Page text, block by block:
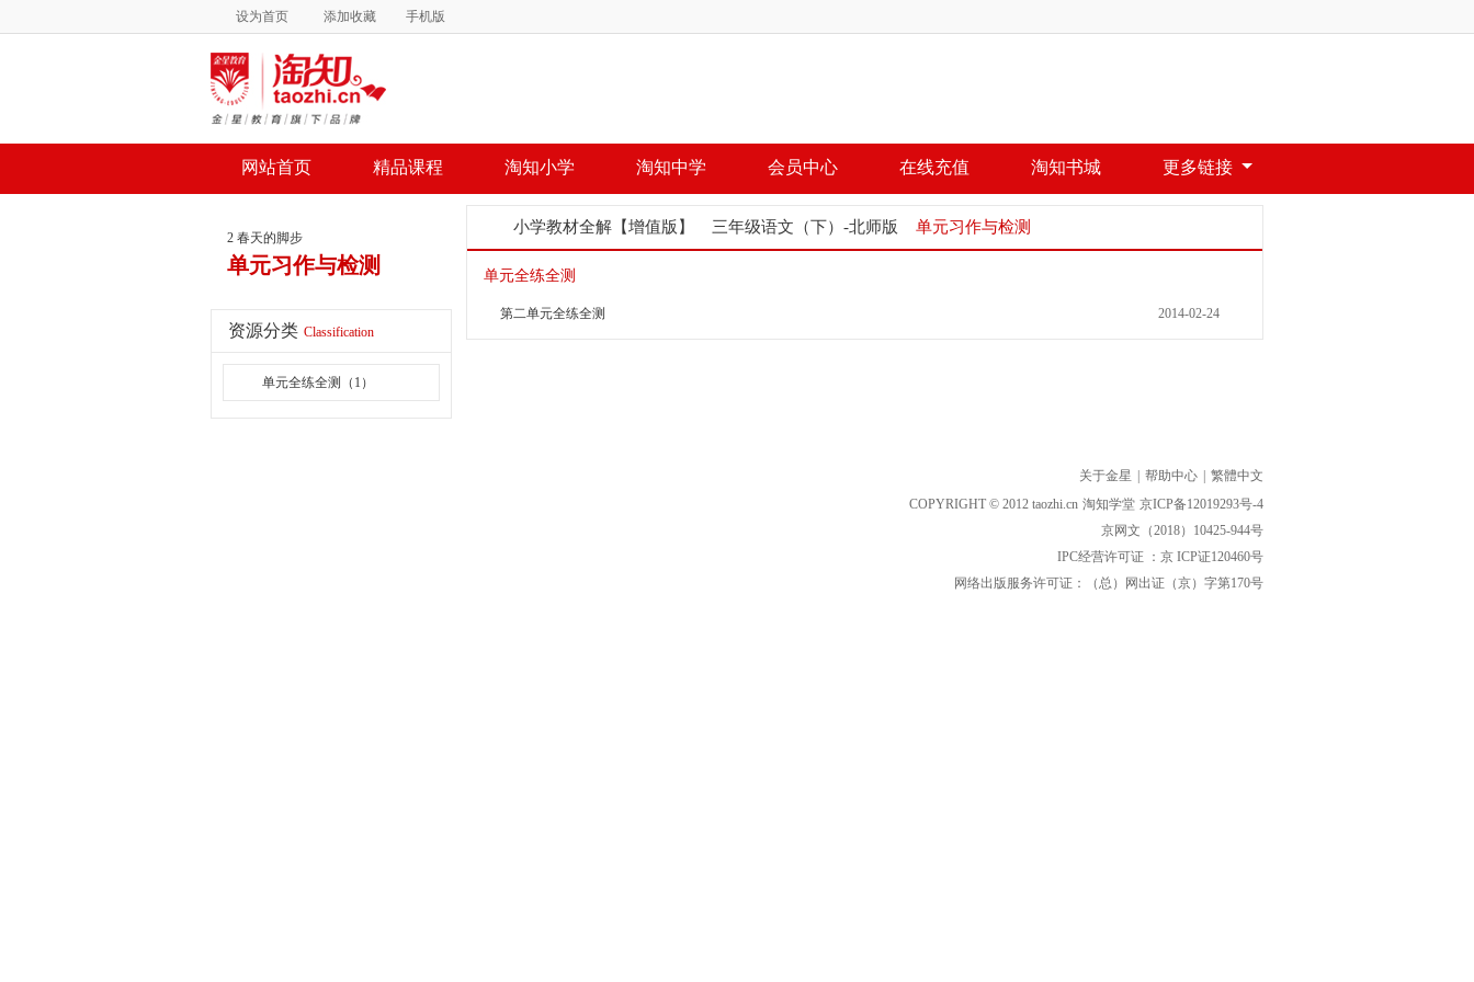
设为首页 添加收藏 手机版
网站首页 精品课程 淘知小学 淘知中学 会员中心 在线充值 淘知书城 更多链接
小学教材全解【增值版】 三年级语文（下）-北师版 单元习作与检测
单元全练全测
2014-02-24
第二单元全练全测
2 春天的脚步
单元习作与检测
资源分类 Classification
单元全练全测（1）
关于金星 帮助中心
繁體中文
COPYRIGHT © 2012 taozhi.cn 淘知学堂 京ICP备12019293号-4
京网文（2018）10425-944号
IPC经营许可证 ：京 ICP证120460号
网络出版服务许可证：（总）网出证（京）字第170号